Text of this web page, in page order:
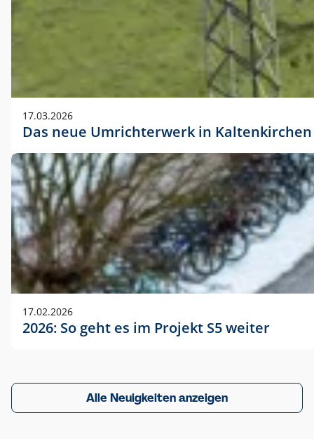
17.03.2026
Das neue Umrichterwerk in Kaltenkirchen
17.02.2026
2026: So geht es im Projekt S5 weiter
Alle Neuigkeiten anzeigen